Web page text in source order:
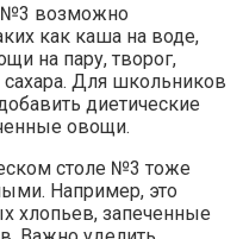
№3 возможно
как каша на воде,
на пару, творог,
Для школьников
диетические
овощи.
столе №3 тоже
Например, это
хлопьев, запеченные